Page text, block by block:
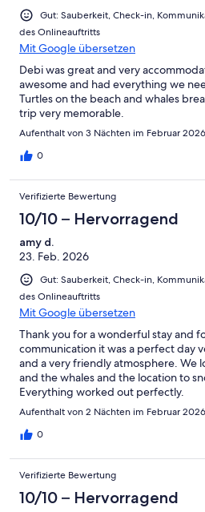
Gut: Sauberkeit, Check-in,
des Onlineauftritts
Mit Google übersetzen
Debi was great and very
awesome and had everything we
Turtles on the beach and whales
trip very memorable.
Aufenthalt von 3 Nächten im Februar 2026
0
Verifizierte Bewertung
10/10 – Hervorragend
amy d.
23. Feb. 2026
Gut: Sauberkeit, Check-in,
des Onlineauftritts
Mit Google übersetzen
Thank you for a wonderful stay and
communication it was a perfect day
and a very friendly atmosphere. We
and the whales and the location to
Everything worked out perfectly.
Aufenthalt von 2 Nächten im Februar 2026
0
Verifizierte Bewertung
10/10 – Hervorragend